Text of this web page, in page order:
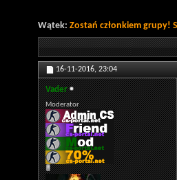
Wątek: Zostań członkiem grupy!
16-11-2016, 23:04
Vader
Moderator